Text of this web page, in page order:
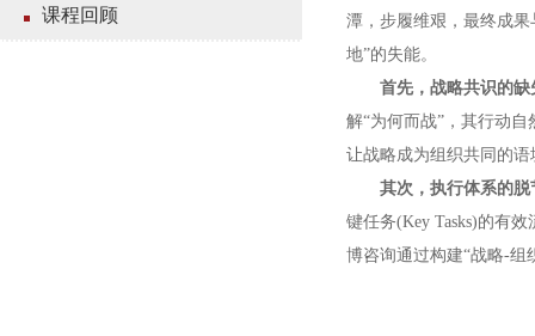
课程回顾
潭，步履维艰，最终成
地”的失能。
首先，战略共识的
解“为何而战”，其行动
让战略成为组织共同的语
其次，执行体系的
键任务(Key Tasks)的有
博咨询通过构建“战略-组